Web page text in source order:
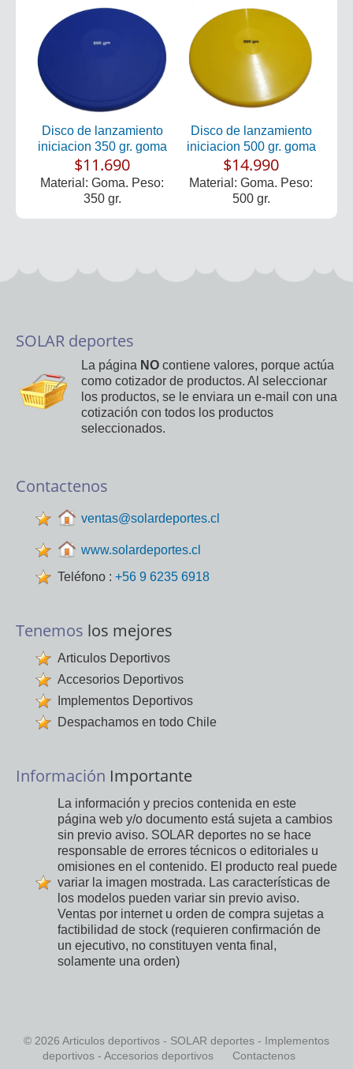
Disco de lanzamiento
iniciacion 350 gr. goma
$11.690
Material: Goma. Peso:
350 gr.
Disco de lanzamiento
iniciacion 500 gr. goma
$14.990
Material: Goma. Peso:
500 gr.
SOLAR deportes
La página NO contiene valores, porque actúa
como cotizador de productos. Al seleccionar
los productos, se le enviara un e-mail con una
cotización con todos los productos
seleccionados.
Contactenos
ventas@solardeportes.cl
www.solardeportes.cl
Teléfono : +56 9 6235 6918
Tenemos los mejores
Articulos Deportivos
Accesorios Deportivos
Implementos Deportivos
Despachamos en todo Chile
Información Importante
La información y precios contenida en este
página web y/o documento está sujeta a cambios
sin previo aviso. SOLAR deportes no se hace
responsable de errores técnicos o editoriales u
omisiones en el contenido. El producto real puede
variar la imagen mostrada. Las características de
los modelos pueden variar sin previo aviso.
Ventas por internet u orden de compra sujetas a
factibilidad de stock (requieren confirmación de
un ejecutivo, no constituyen venta final,
solamente una orden)
© 2026 Articulos deportivos - SOLAR deportes - Implementos
deportivos - Accesorios deportivos
Contactenos